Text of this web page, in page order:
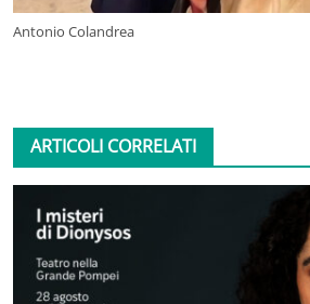
Antonio Colandrea
ARTICOLI CORRELATI